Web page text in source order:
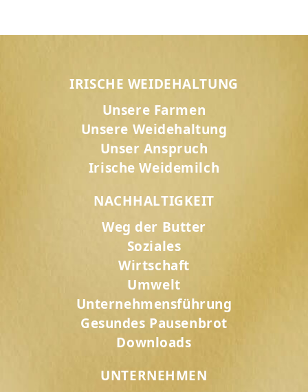
IRISCHE WEIDEHALTUNG
Unsere Farmen
Unsere Weidehaltung
Unser Anspruch
Irische Weidemilch
NACHHALTIGKEIT
Weg der Butter
Soziales
Wirtschaft
Umwelt
Unternehmensführung
Gesundes Pausenbrot
Downloads
UNTERNEHMEN